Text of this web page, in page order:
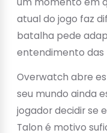
atual do jogo faz
batalha pede
entendimento das
Overwatch abre
seu mundo ainda
jogador decidir se
Talon é motivo